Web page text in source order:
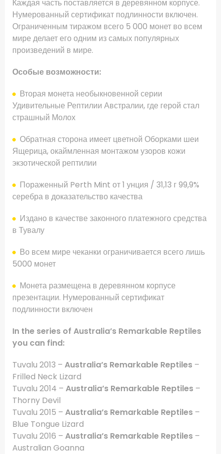
Каждая часть поставляется в деревянном корпусе.
Нумерованный сертификат подлинности включен.
Ограниченным тиражом всего 5 000 монет во всем
мире делает его одним из самых популярных
произведений в мире.
Особые возможности:
Вторая монета необыкновенной серии
Удивительные Рептилии Австралии, где герой стал
страшный Молох
Обратная сторона имеет цветной Оборками шеи
Ящерица, окаймленная монтажом узоров кожи
экзотической рептилии
Пораженный Perth Mint от 1 унция / 31,13 г99,9%
серебра в доказательство качества
Издано в качестве законного платежного средства
в Тувалу
Во всем мире чеканки ограничивается всего лишь
5000 монет
Монета размещена в деревянном корпусе
презентации. Нумерованный сертификат
подлинности включен
In the series of Australia’s Remarkable Reptiles
you can find:
Tuvalu 2013 – Australia’s Remarkable Reptiles –
Frilled Neck Lizard
Tuvalu 2014 – Australia’s Remarkable Reptiles –
Thorny Devil
Tuvalu 2015 – Australia’s Remarkable Reptiles –
Blue Tongue Lizard
Tuvalu 2016 – Australia’s Remarkable Reptiles –
Australian Goanna